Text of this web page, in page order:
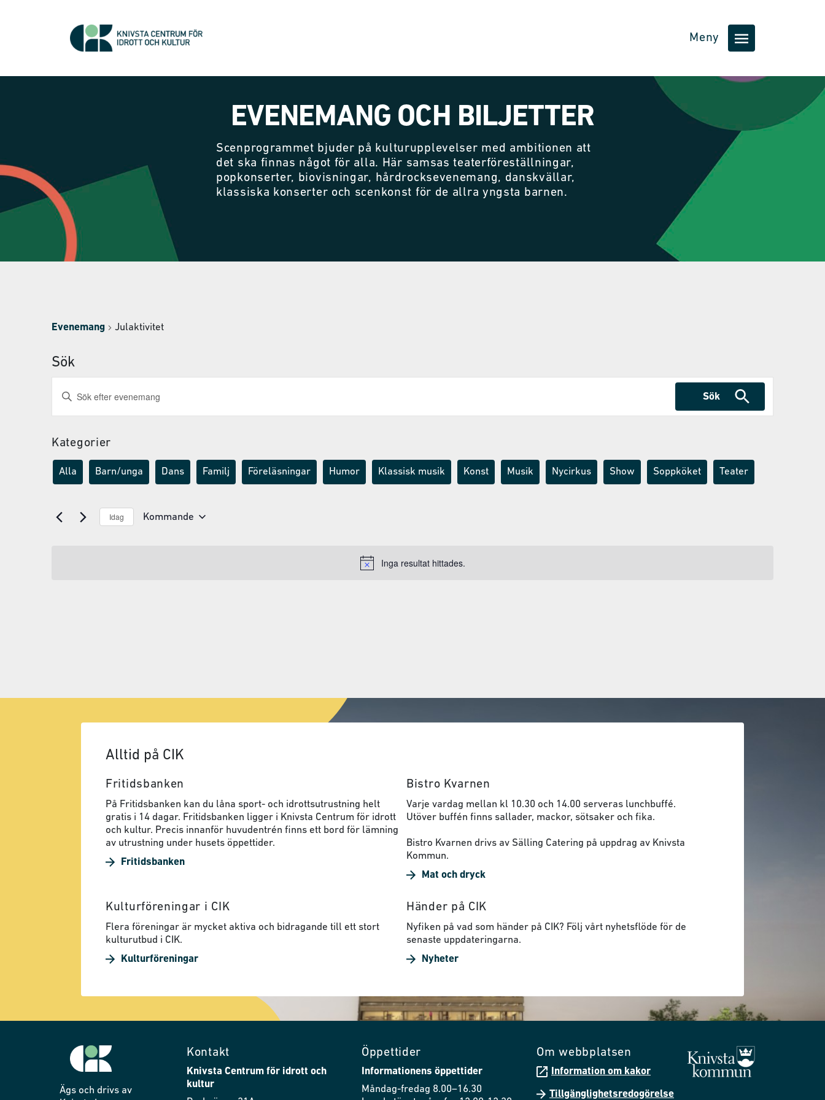
Meny
EVENEMANG OCH BILJETTER
Scenprogrammet bjuder på kulturupplevelser med ambitionen att
det ska finnas något för alla. Här samsas teaterföreställningar,
popkonserter, biovisningar, hårdrocksevenemang, danskvällar,
klassiska konserter och scenkonst för de allra yngsta barnen.
Notice
Inga resultat hittades.
Evenemang Julaktivitet
Sök
Evenemang
Views
Navigation
Ange
nyckelord.
Sök
Evenemang
nyckelord.
Sök
Kategorier
Alla Barn/unga Dans Familj Föreläsningar Humor Klassisk musik Konst Musik Nycirkus Show Soppköket Teater
Idag
Kommande
Alltid på CIK
Fritidsbanken
På Fritidsbanken kan du låna sport- och idrottsutrustning helt
gratis i 14 dagar. Fritidsbanken ligger i Knivsta Centrum för idrott
och kultur. Precis innanför huvudentrén finns ett bord för lämning
av utrustning under husets öppettider.
Fritidsbanken
Bistro Kvarnen
Varje vardag mellan kl 10.30 och 14.00 serveras lunchbuffé.
Utöver buffén finns sallader, mackor, sötsaker och fika.
Bistro Kvarnen drivs av Sälling Catering på uppdrag av Knivsta
Kommun.
Mat och dryck
Kulturföreningar i CIK
Flera föreningar är mycket aktiva och bidragande till ett stort
kulturutbud i CIK.
Kulturföreningar
Händer på CIK
Nyfiken på vad som händer på CIK? Följ vårt nyhetsflöde för de
senaste uppdateringarna.
Nyheter
Ägs och drivs av
Kontakt
Knivsta Centrum för idrott och
kultur
Öppettider
Informationens öppettider
Måndag-fredag 8.00–16.30
Om webbplatsen
Information om kakor
Tillgänglighetsredogörelse